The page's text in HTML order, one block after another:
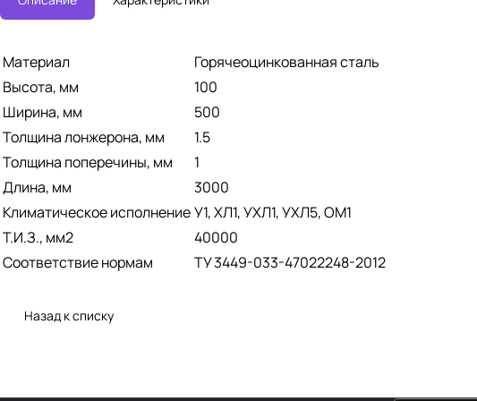
Материал
Горячеоцинкованная сталь
Высота, мм
100
Ширина, мм
500
Толщина лонжерона, мм
1.5
Толщина поперечины, мм
1
Длина, мм
3000
Климатическое исполнениеУ1, ХЛ1, УХЛ1, УХЛ5, ОМ1
Т.И.З., мм2
40000
Соответствие нормам
ТУ 3449-033-47022248-2012
Назад к списку